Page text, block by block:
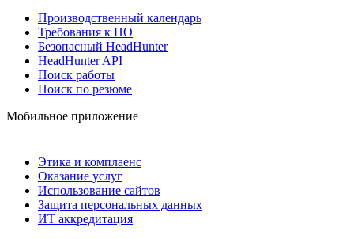
Производственный календарь
Требования к ПО
Безопасный HeadHunter
HeadHunter API
Поиск работы
Поиск по резюме
Мобильное приложение
Этика и комплаенс
Оказание услуг
Использование сайтов
Защита персональных данных
ИТ аккредитация